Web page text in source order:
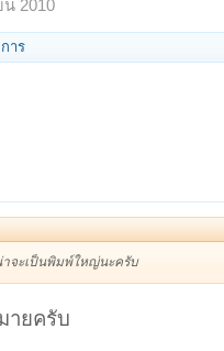
2010
าร
าจะเป็นพิมพ์ใหญ่นะครับ
ายครับ